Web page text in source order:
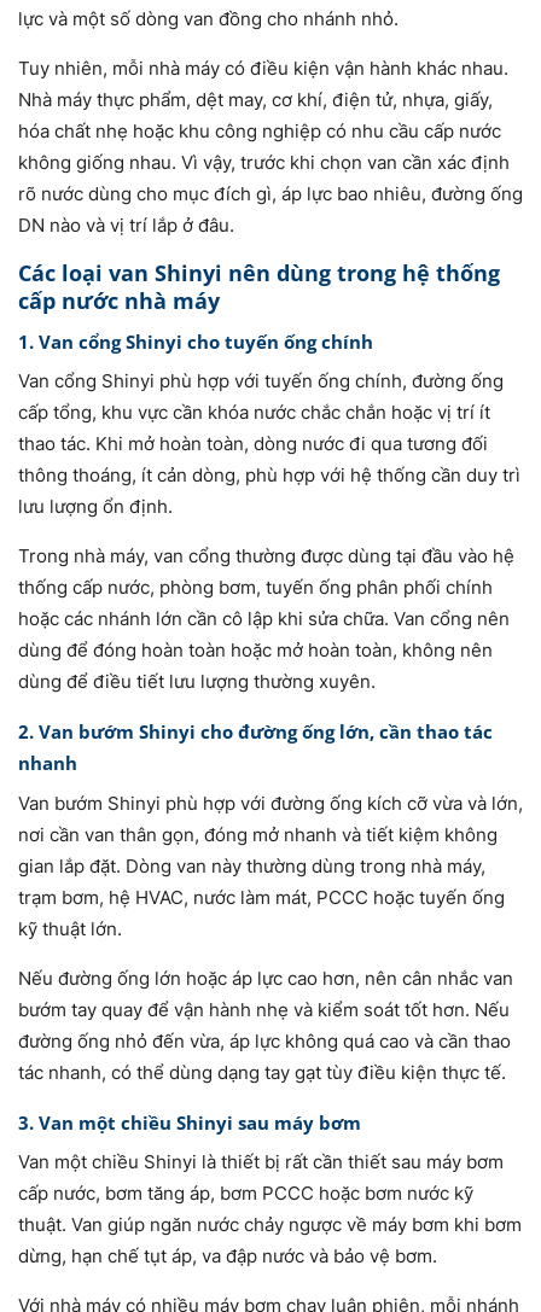
lực và một số dòng van đồng cho nhánh nhỏ.
Tuy nhiên, mỗi nhà máy có điều kiện vận hành khác nhau.
Nhà máy thực phẩm, dệt may, cơ khí, điện tử, nhựa, giấy,
hóa chất nhẹ hoặc khu công nghiệp có nhu cầu cấp nước
không giống nhau. Vì vậy, trước khi chọn van cần xác định
rõ nước dùng cho mục đích gì, áp lực bao nhiêu, đường ống
DN nào và vị trí lắp ở đâu.
Các loại van Shinyi nên dùng trong hệ thống
cấp nước nhà máy
1. Van cổng Shinyi cho tuyến ống chính
Van cổng Shinyi phù hợp với tuyến ống chính, đường ống
cấp tổng, khu vực cần khóa nước chắc chắn hoặc vị trí ít
thao tác. Khi mở hoàn toàn, dòng nước đi qua tương đối
thông thoáng, ít cản dòng, phù hợp với hệ thống cần duy trì
lưu lượng ổn định.
Trong nhà máy, van cổng thường được dùng tại đầu vào hệ
thống cấp nước, phòng bơm, tuyến ống phân phối chính
hoặc các nhánh lớn cần cô lập khi sửa chữa. Van cổng nên
dùng để đóng hoàn toàn hoặc mở hoàn toàn, không nên
dùng để điều tiết lưu lượng thường xuyên.
2. Van bướm Shinyi cho đường ống lớn, cần thao tác
nhanh
Van bướm Shinyi phù hợp với đường ống kích cỡ vừa và lớn,
nơi cần van thân gọn, đóng mở nhanh và tiết kiệm không
gian lắp đặt. Dòng van này thường dùng trong nhà máy,
trạm bơm, hệ HVAC, nước làm mát, PCCC hoặc tuyến ống
kỹ thuật lớn.
Nếu đường ống lớn hoặc áp lực cao hơn, nên cân nhắc van
bướm tay quay để vận hành nhẹ và kiểm soát tốt hơn. Nếu
đường ống nhỏ đến vừa, áp lực không quá cao và cần thao
tác nhanh, có thể dùng dạng tay gạt tùy điều kiện thực tế.
3. Van một chiều Shinyi sau máy bơm
Van một chiều Shinyi là thiết bị rất cần thiết sau máy bơm
cấp nước, bơm tăng áp, bơm PCCC hoặc bơm nước kỹ
thuật. Van giúp ngăn nước chảy ngược về máy bơm khi bơm
dừng, hạn chế tụt áp, va đập nước và bảo vệ bơm.
Với nhà máy có nhiều máy bơm chạy luân phiên, mỗi nhánh